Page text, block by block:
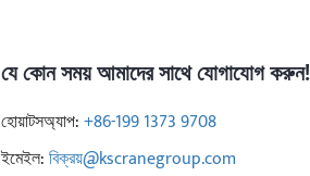
যে কোন সময় আমাদের সাথে যোগাযোগ করুন!
হোয়াটসঅ্যাপ:+86-199 1373 9708
ইমেইল:বিক্রয়@kscranegroup.com